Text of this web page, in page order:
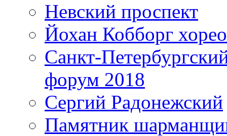
Невский проспект
Йохан Кобборг
Санкт-
форум 2018
Сергий Радонежский
Памятник